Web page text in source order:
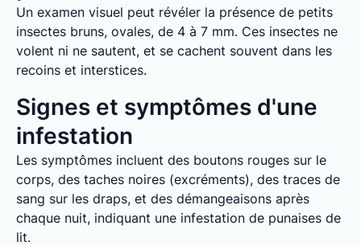
Un examen visuel peut révéler la présence de petits
insectes bruns, ovales, de 4 à 7 mm. Ces insectes ne
volent ni ne sautent, et se cachent souvent dans les
recoins et interstices.
Signes et symptômes d'une
infestation
Les symptômes incluent des boutons rouges sur le
corps, des taches noires (excréments), des traces de
sang sur les draps, et des démangeaisons après
chaque nuit, indiquant une infestation de punaises de
lit.